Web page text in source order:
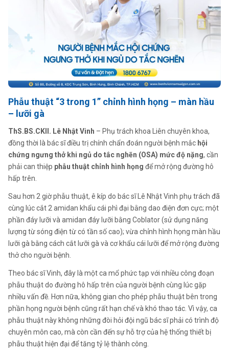
Phẫu thuật “3 trong 1” chỉnh hình họng – màn hầu
– lưỡi gà
ThS.BS.CKII. Lê Nhật Vinh – Phụ trách khoa Liên chuyên khoa,
đồng thời là bác sĩ điều trị chính chẩn đoán người bệnh mắc hội
chứng ngưng thở khi ngủ do tắc nghẽn (OSA) mức độ nặng, cần
phải can thiệp phẫu thuật chỉnh hình họng để mở rộng đường hô
hấp trên.
Sau hơn 2 giờ phẫu thuật, ê kíp do bác sĩ Lê Nhật Vinh phụ trách đã
cùng lúc cắt 2 amidan khẩu cái phì đại bằng dao điện đơn cực; một
phần đáy lưỡi và amidan đáy lưỡi bằng Coblator (sử dụng năng
lượng từ sóng điện từ có tần số cao); vừa chỉnh hình họng màn hầu
lưỡi gà bằng cách cắt lưỡi gà và cơ khẩu cái lưỡi để mở rộng đường
thở cho người bệnh.
Theo bác sĩ Vinh, đây là một ca mổ phức tạp với nhiều công đoạn
phẫu thuật do đường hô hấp trên của người bệnh cùng lúc gặp
nhiều vấn đề. Hơn nữa, không gian cho phép phẫu thuật bên trong
phần họng người bệnh cũng rất hạn chế và khó thao tác. Vì vậy, ca
phẫu thuật này không những đòi hỏi đội ngũ bác sĩ phải có trình độ
chuyên môn cao, mà còn cần đến sự hỗ trợ của hệ thống thiết bị
phẫu thuật hiện đại để tăng tỷ lệ thành công.